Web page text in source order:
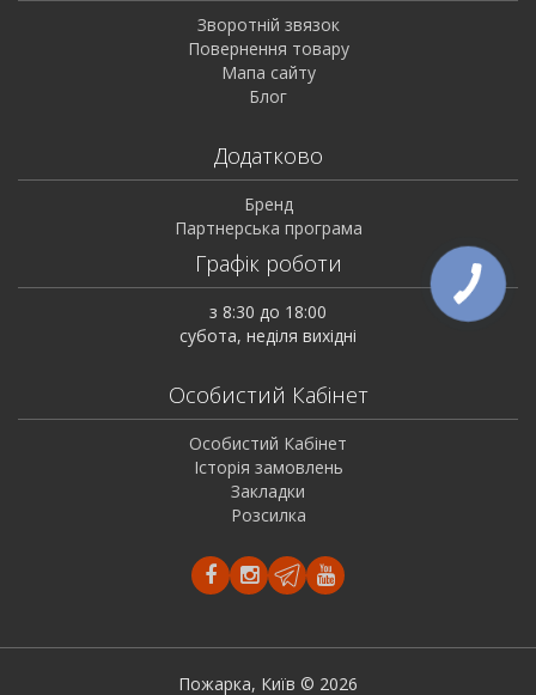
Зворотній звязок
Повернення товару
Мапа сайту
Блог
Додатково
Бренд
Партнерська програма
Графік роботи
з 8:30 до 18:00
субота, неділя вихідні
Особистий Кабінет
Особистий Кабінет
Історія замовлень
Закладки
Розсилка
Пожарка, Київ © 2026